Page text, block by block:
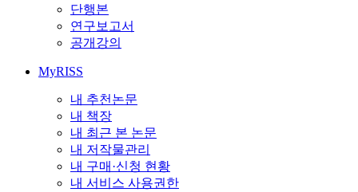
단행본
연구보고서
공개강의
MyRISS
내 추천논문
내 책장
내 최근 본 논문
내 저작물관리
내 구매·신청 현황
내 서비스 사용권한